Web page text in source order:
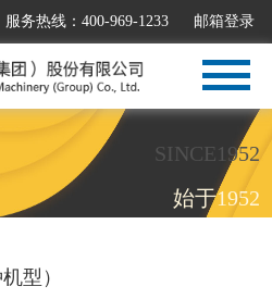
服务热线：400-969-1233 邮箱登录
SINCE1952
始于1952
型）